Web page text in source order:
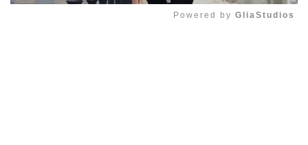
Powered by GliaStudios